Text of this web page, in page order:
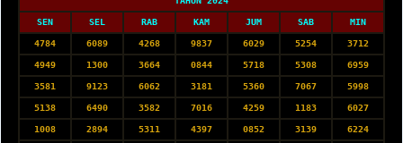
SEN SEL RAB KAM JUM SAB MIN
4784 6089 4268 9837 6029 5254 3712
4949 1300 3664 0844 5718 5308 6959
3581 9123 6062 3181 5360 7067 5998
5138 6490 3582 7016 4259 1183 6027
1008 2894 5311 4397 0852 3139 6224